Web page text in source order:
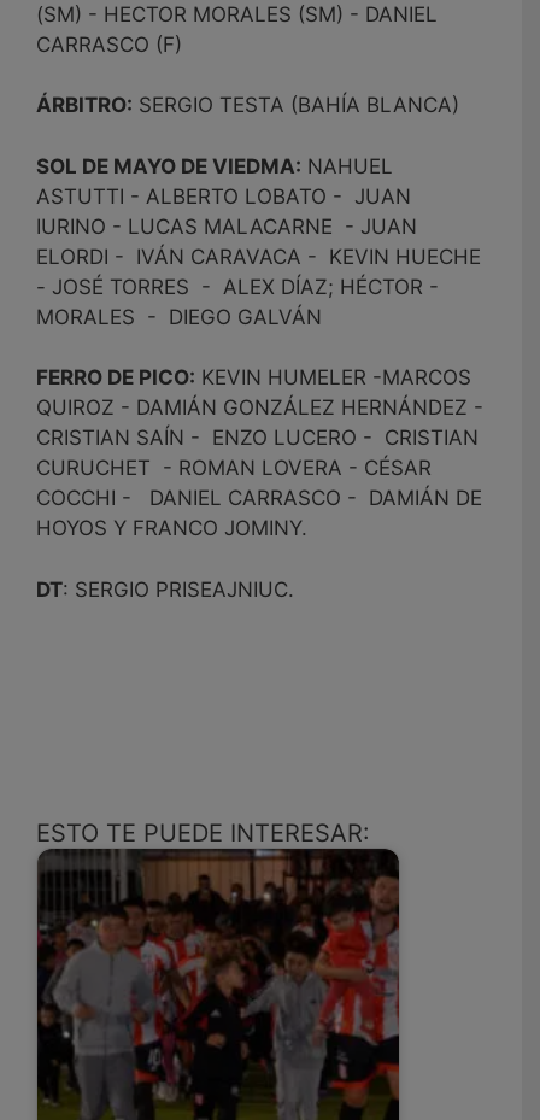
(SM) - HECTOR MORALES (SM) - DANIEL
CARRASCO (F)
ÁRBITRO: SERGIO TESTA (BAHÍA BLANCA)
SOL DE MAYO DE VIEDMA: NAHUEL
ASTUTTI - ALBERTO LOBATO - JUAN
IURINO - LUCAS MALACARNE - JUAN
ELORDI - IVÁN CARAVACA - KEVIN HUECHE
- JOSÉ TORRES - ALEX DÍAZ; HÉCTOR -
MORALES - DIEGO GALVÁN
FERRO DE PICO: KEVIN HUMELER -MARCOS
QUIROZ - DAMIÁN GONZÁLEZ HERNÁNDEZ -
CRISTIAN SAÍN - ENZO LUCERO - CRISTIAN
CURUCHET - ROMAN LOVERA - CÉSAR
COCCHI - DANIEL CARRASCO - DAMIÁN DE
HOYOS Y FRANCO JOMINY.
DT: SERGIO PRISEAJNIUC.
ESTO TE PUEDE INTERESAR: